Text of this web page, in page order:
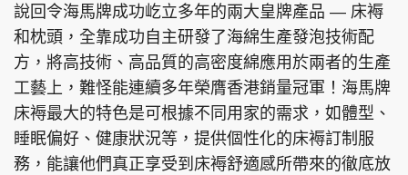
說回令海馬牌成功屹立多年的兩大皇牌產品 — 床褥
和枕頭，全靠成功自主研發了海綿生產發泡技術配
方，將高技術、高品質的高密度綿應用於兩者的生產
工藝上，難怪能連續多年榮膺香港銷量冠軍！海馬牌
床褥最大的特色是可根據不同用家的需求，如體型、
睡眠偏好、健康狀況等，提供個性化的床褥訂制服
務，能讓他們真正享受到床褥舒適感所帶來的徹底放